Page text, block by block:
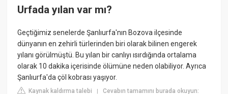
Urfada yılan var mı?
Geçtiğimiz senelerde Şanlıurfa'nın Bozova ilçesinde
dünyanın en zehirli türlerinden biri olarak bilinen engerek
yılanı görülmüştü. Bu yılan bir canlıyı ısırdığında ortalama
olarak 10 dakika içerisinde ölümüne neden olabiliyor. Ayrıca
Şanlıurfa'da çöl kobrası yaşıyor.
Kaynak kaldırma talebi |Cevabın tamamını burada okuyun: